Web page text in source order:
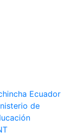
Ecuador
de